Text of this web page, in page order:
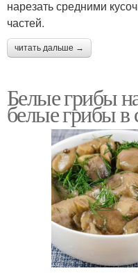
нарезать средними
частей.
читать дальше →
Белые грибы
белые грибы в